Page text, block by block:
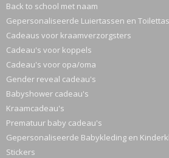
Back to school met naam
Gepersonaliseerde Luiertassen en
Cadeaus voor kraamverzorgsters
Cadeau's voor koppels
Cadeau's voor opa/oma
Gender reveal cadeau's
Babyshower cadeau's
Kraamcadeau's
Prematuur baby cadeau's
Gepersonaliseerde Babykleding en
Stickers